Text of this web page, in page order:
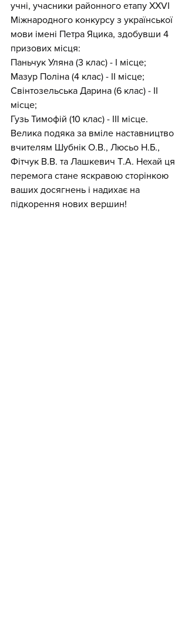
учні, учасники районного етапу ХХVІ
Міжнародного конкурсу з української
мови імені Петра Яцика, здобувши 4
призових місця:
Паньчук Уляна (3 клас) - І місце;
Мазур Поліна (4 клас) - ІІ місце;
Свінтозельська Дарина (6 клас) - ІІ
місце;
Гузь Тимофій (10 клас) - ІІІ місце.
Велика подяка за вміле наставництво
вчителям Шубнік О.В., Люсьо Н.Б.,
Фітчук В.В. та Лашкевич Т.А. Нехай ця
перемога стане яскравою сторінкою
ваших досягнень і надихає на
підкорення нових вершин!